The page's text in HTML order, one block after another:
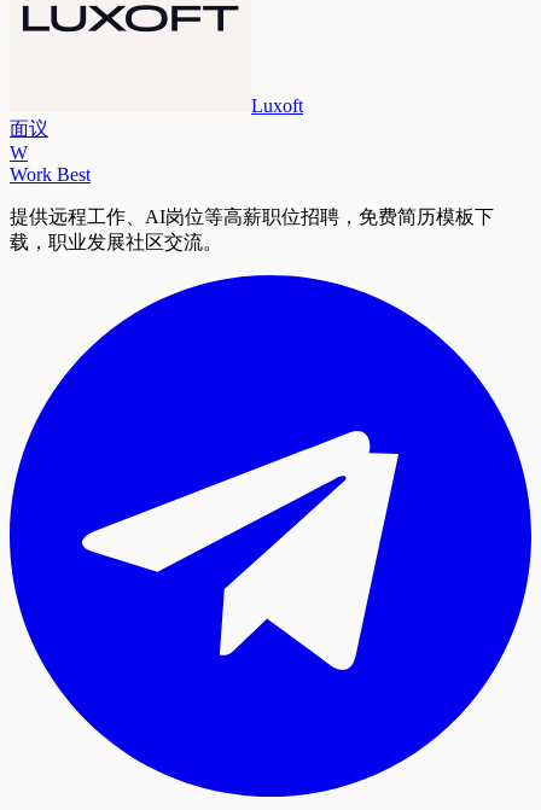
Luxoft
面议
W
Work Best
提供远程工作、AI岗位等高薪职位招聘，免费简历模板下
载，职业发展社区交流。